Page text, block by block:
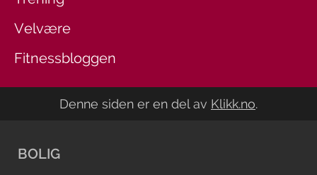
Velvære
Fitnessbloggen
Denne siden er en del av Klikk.no.
BOLIG